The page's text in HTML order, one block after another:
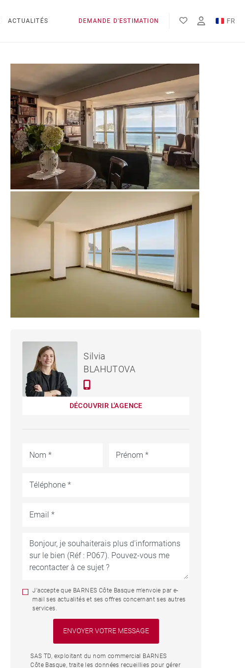
ACTUALITÉS DEMANDE D'ESTIMATION FR
EN
APPARTEMENT DONOSTIA -
160 M²Silvia
BLAHUTOVA
DÉCOUVRIR L'AGENCE
J'accepte que BARNES Côte Basque m'envoie par e-
mail ses actualités et ses offres concernant ses autres
services.
SAS TD, exploitant du nom commercial BARNES
Côte Basque, traite les données recueillies pour gérer